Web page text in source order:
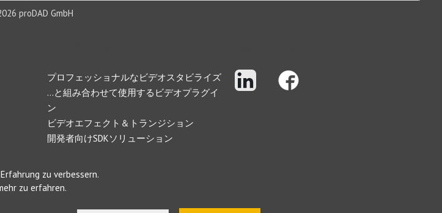
proDAD GmbH
プロフェッショナルなビデオスタビライズ
…と組み合わせて使用するビデオプラグイ
ン
ビデオエフェクト＆トランジション
開発者向けSDKソリューション
動画タイトルデザイン
モザイク処理とプライバシー保護
zu verbessern.
zu erfahren.